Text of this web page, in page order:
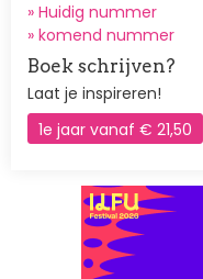
» Huidig nummer
» komend nummer
Boek schrijven?
Laat je inspireren!
1e jaar vanaf € 21,50